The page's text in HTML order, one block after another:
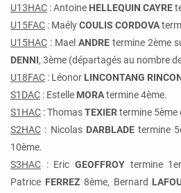
U13HAC : Antoine HELLEQUIN CAYRE
U15FAC : MaélyCOULIS CORDOVA
U15HAC : Mael ANDRE termine 2ème
DENNI, 3ème (départagés au nombre
U18FAC : Léonor LINCONTANG
S1DAC : Estelle MORAtermine 4ème.
S1HAC : ThomasTEXIERtermine 5ème
S2HAC : Nicolas DARBLADEtermine
10ème.
S3HAC : Eric GEOFFROYtermine
Patrice FERREZ8ème, Bernard